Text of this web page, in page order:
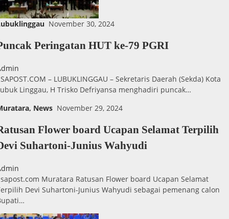
November 30, 2024
Peringatan HUT ke-79 PGRI
– LUBUKLINGGAU – Sekretaris Daerah (Sekda) Kota
Linggau, H Trisko Defriyansa menghadiri puncak…
, News November 29, 2024
Flower board Ucapan Selamat Terpilih
Suhartoni-Junius Wahyudi
Muratara Ratusan Flower board Ucapan Selamat
Devi Suhartoni-Junius Wahyudi sebagai pemenang calon